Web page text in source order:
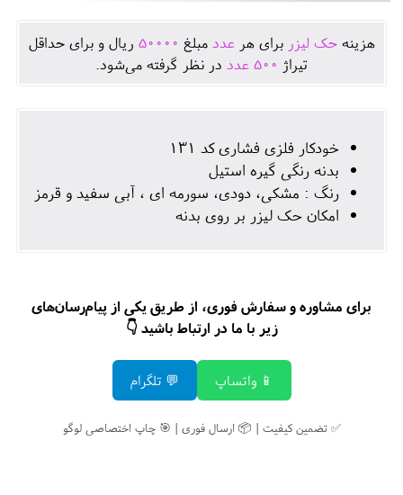
هزينهحک لیزر برای هرعدد مبلغ 50000 ريال و برای حداقل
تيراژ 500 عدد در نظر گرفته می‌شود.
خودکار فلزی فشاری کد 131
بدنه رنگی گیره استیل
رنگ : مشکی، دودی، سورمه ای ، آبی سفید و قرمز
امکان حک لیزر بر روی بدنه
برای مشاوره و سفارش فوری، از طریق یکی از پیام‌رسان‌های
زیر با ما در ارتباط باشید 👇
📱 واتساپ 💬 تلگرام
✅ تضمین کیفیت | 📦 ارسال فوری | 🎯 چاپ اختصاصی لوگو